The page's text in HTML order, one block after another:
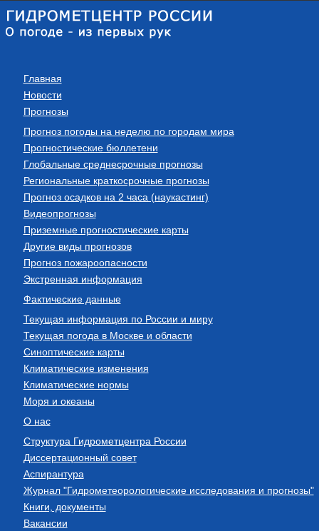
Главная
Новости
Прогнозы
Прогноз погоды на неделю по городам мира
Прогностические бюллетени
Глобальные среднесрочные прогнозы
Региональные краткосрочные прогнозы
Прогноз осадков на 2 часа (наукастинг)
Видеопрогнозы
Приземные прогностические карты
Другие виды прогнозов
Прогноз пожароопасности
Экстренная информация
Фактические данные
Текущая информация по России и миру
Текущая погода в Москве и области
Синоптические карты
Климатические изменения
Климатические нормы
Моря и океаны
О нас
Структура Гидрометцентра России
Диссертационный совет
Аспирантура
Журнал "Гидрометеорологические исследования и прогнозы"
Книги, документы
Вакансии